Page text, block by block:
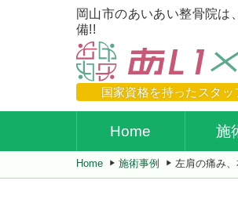
岡山市のあいあい整骨院は
備!!
国家資格を持ったスタッ
Home 施
Home 施術事例 左肩の痛み